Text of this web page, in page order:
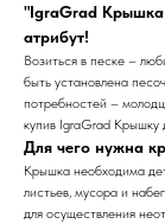
"IgraGrad
атрибут!
Возиться в песке –
быть установлена
потребностей –
купив IgraGrad Крышку
Для чего нужна
Крышка необходима
листьев, мусора и
для осуществления